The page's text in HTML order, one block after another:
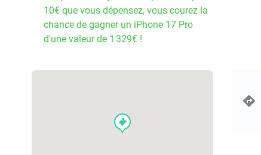
10€ que vous dépensez, vous courez la
chance de gagner un iPhone 17 Pro
d'une valeur de 1 329€ !
events